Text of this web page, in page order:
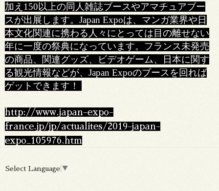
加え150以上の同人雑誌ブースやアマチュアブー
スが出展します。Japan Expoは、マンガ業界や日
本文化関連に携わる人々にとっては目の離せない
年に一度の祭典になっています。フランス未発売
の商品、関連グッズ、ビデオゲーム、日本に関す
る観光情報などが、Japan Expoのブースを回れば
ゲットできます！
http://www.japan-expo-
france.jp/jp/actualites/2019-japan-
expo_105976.htm
Select Language ▼